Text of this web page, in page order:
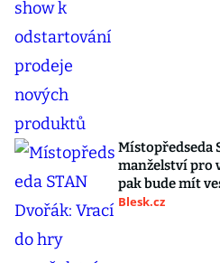
Místopředseda
manželství pro
pak bude mít
Blesk.cz